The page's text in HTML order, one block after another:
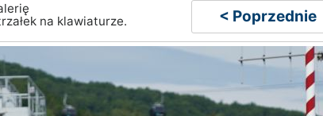
na klawiaturze.
< Poprzednie